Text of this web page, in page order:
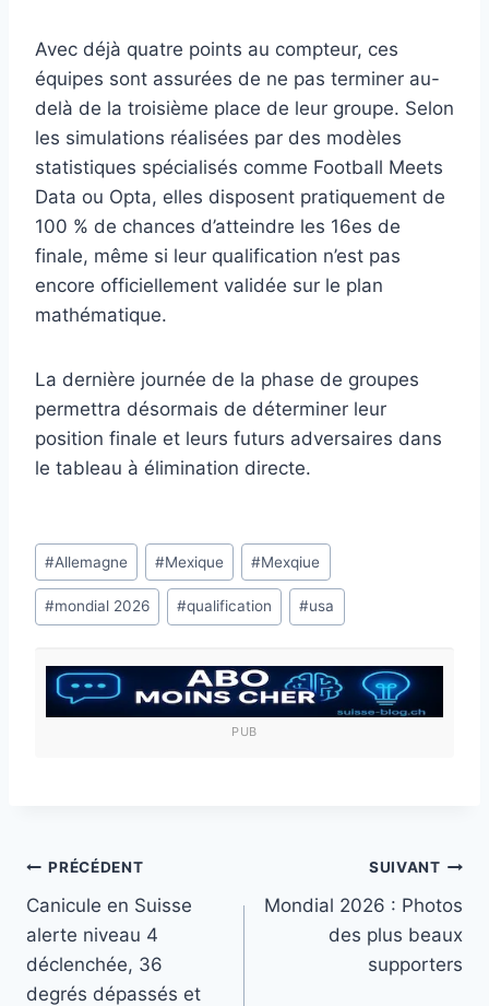
Avec déjà quatre points au compteur, ces
équipes sont assurées de ne pas terminer au-
delà de la troisième place de leur groupe. Selon
les simulations réalisées par des modèles
statistiques spécialisés comme Football Meets
Data ou Opta, elles disposent pratiquement de
100 % de chances d’atteindre les 16es de
finale, même si leur qualification n’est pas
encore officiellement validée sur le plan
mathématique.
La dernière journée de la phase de groupes
permettra désormais de déterminer leur
position finale et leurs futurs adversaires dans
le tableau à élimination directe.
Étiquettes
de
la
#Allemagne #Mexique #Mexqiue
#mondial 2026 #qualification #usa
PUB
Navigation
de
l’article
PRÉCÉDENT
Canicule en Suisse
alerte niveau 4
déclenchée, 36
degrés dépassés et
SUIVANT
Mondial 2026 : Photos
des plus beaux
supporters